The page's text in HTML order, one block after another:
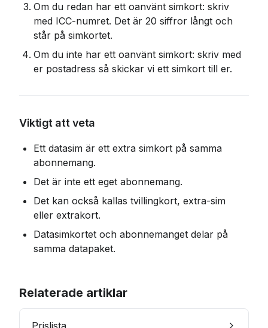
Om du redan har ett oanvänt simkort: skriv
med ICC-numret. Det är 20 siffror långt och
står på simkortet.
Om du inte har ett oanvänt simkort: skriv med
er postadress så skickar vi ett simkort till er.
Viktigt att veta
Ett datasim är ett extra simkort på samma
abonnemang.
Det är inte ett eget abonnemang.
Det kan också kallas tvillingkort, extra-sim
eller extrakort.
Datasimkortet och abonnemanget delar på
samma datapaket.
Relaterade artiklar